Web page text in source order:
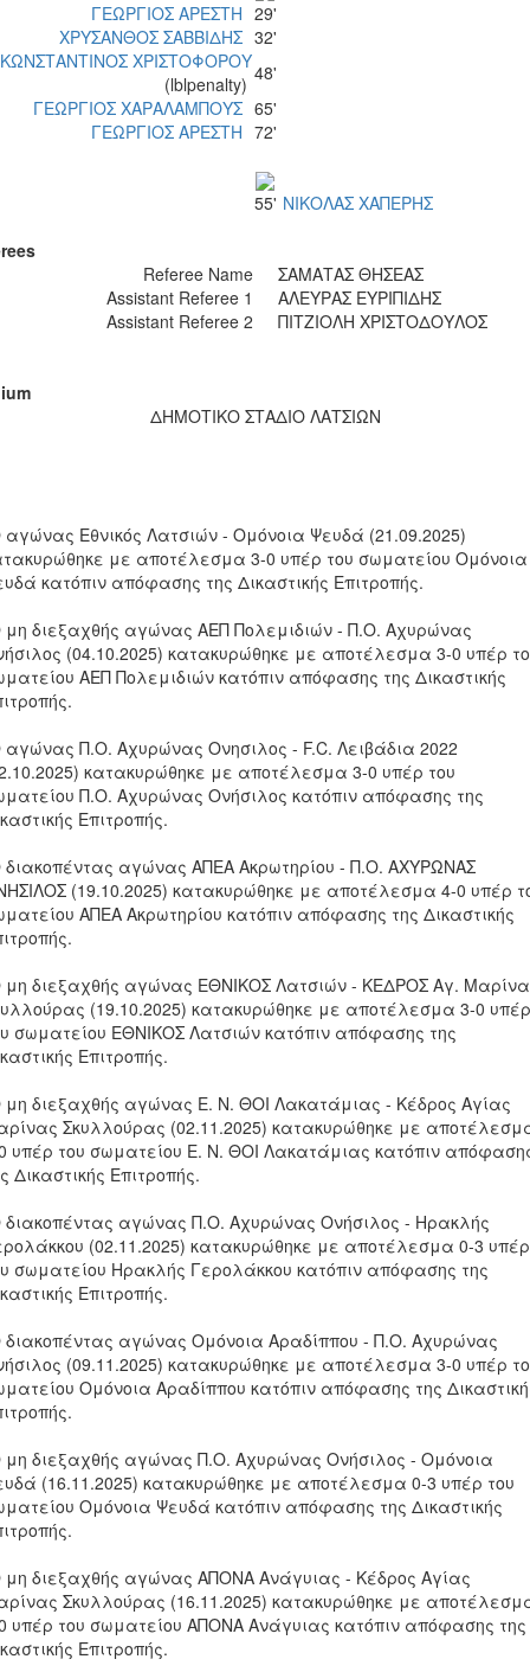
ΓΕΩΡΓΙΟΣ ΑΡΕΣΤΗ 29'
ΧΡΥΣΑΝΘΟΣ ΣΑΒΒΙΔΗΣ 32'
ΚΩΝΣΤΑΝΤΙΝΟΣ ΧΡΙΣΤΟΦΟΡΟΥ
(lblpenalty) 48'
ΓΕΩΡΓΙΟΣ ΧΑΡΑΛΑΜΠΟΥΣ 65'
ΓΕΩΡΓΙΟΣ ΑΡΕΣΤΗ 72'
55' ΝΙΚΟΛΑΣ ΧΑΠΕΡΗΣ
Referee Name
ΣΑΜΑΤΑΣ ΘΗΣΕΑΣ
Assistant Referee 1
ΑΛΕΥΡΑΣ ΕΥΡΙΠΙΔΗΣ
Assistant Referee 2
ΠΙΤΖΙΟΛΗ ΧΡΙΣΤΟΔΟΥΛΟΣ
ΔΗΜΟΤΙΚΟ ΣΤΑΔΙΟ ΛΑΤΣΙΩΝ
αγώνας Εθνικός Λατσιών - Ομόνοια Ψευδά (21.09.2025)
με αποτέλεσμα 3-0 υπέρ του σωματείου Ομόνοια
κατόπιν απόφασης της Δικαστικής Επιτροπής.
μη διεξαχθής αγώνας ΑΕΠ Πολεμιδιών - Π.Ο. Αχυρώνας
(04.10.2025) κατακυρώθηκε με αποτέλεσμα 3-0 υπέρ
ΑΕΠ Πολεμιδιών κατόπιν απόφασης της Δικαστικής
αγώνας Π.Ο. Αχυρώνας Ονησιλος - F.C. Λειβάδια 2022
κατακυρώθηκε με αποτέλεσμα 3-0 υπέρ του
Π.Ο. Αχυρώνας Ονήσιλος κατόπιν απόφασης της
Επιτροπής.
διακοπέντας αγώνας ΑΠΕΑ Ακρωτηρίου - Π.Ο. ΑΧΥΡΩΝΑΣ
(19.10.2025) κατακυρώθηκε με αποτέλεσμα 4-0 υπέρ
ΑΠΕΑ Ακρωτηρίου κατόπιν απόφασης της Δικαστικής
μη διεξαχθής αγώνας ΕΘΝΙΚΟΣ Λατσιών - ΚΕΔΡΟΣ Αγ.
(19.10.2025) κατακυρώθηκε με αποτέλεσμα 3-0 υπέρ
σωματείου ΕΘΝΙΚΟΣ Λατσιών κατόπιν απόφασης της
Επιτροπής.
μη διεξαχθής αγώνας Ε. Ν. ΘΟΙ Λακατάμιας - Κέδρος Αγίας
Σκυλλούρας (02.11.2025) κατακυρώθηκε με
υπέρ του σωματείου Ε. Ν. ΘΟΙ Λακατάμιας κατόπιν
Δικαστικής Επιτροπής.
διακοπέντας αγώνας Π.Ο. Αχυρώνας Ονήσιλος - Ηρακλής
(02.11.2025) κατακυρώθηκε με αποτέλεσμα 0-3 υπέρ
σωματείου Ηρακλής Γερολάκκου κατόπιν απόφασης της
Επιτροπής.
διακοπέντας αγώνας Ομόνοια Αραδίππου - Π.Ο. Αχυρώνας
(09.11.2025) κατακυρώθηκε με αποτέλεσμα 3-0 υπέρ
Ομόνοια Αραδίππου κατόπιν απόφασης της
μη διεξαχθής αγώνας Π.Ο. Αχυρώνας Ονήσιλος - Ομόνοια
(16.11.2025) κατακυρώθηκε με αποτέλεσμα 0-3 υπέρ του
Ομόνοια Ψευδά κατόπιν απόφασης της Δικαστικής
μη διεξαχθής αγώνας ΑΠΟΝΑ Ανάγυιας - Κέδρος Αγίας
Σκυλλούρας (16.11.2025) κατακυρώθηκε με
υπέρ του σωματείου ΑΠΟΝΑ Ανάγυιας κατόπιν απόφασης της
Επιτροπής.